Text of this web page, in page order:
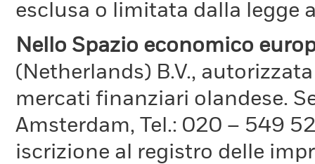
esclusa o limitata dalla legge
Nello Spazio economico
(Netherlands) B.V.,
mercati finanziari olandese.
Amsterdam, Tel.: 020 – 549
iscrizione al registro delle